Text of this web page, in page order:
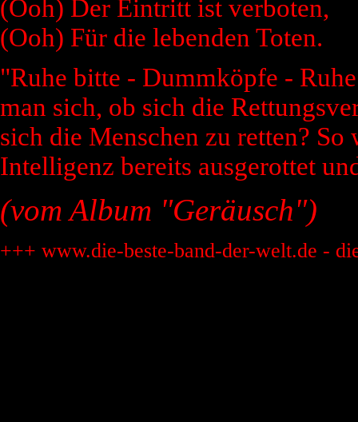
(Ooh) Der Eintritt ist verboten,
(Ooh) Für die lebenden Toten.
"Ruhe bitte - Dummköpfe -
man sich, ob sich die
sich die Menschen zu retten? So
Intelligenz bereits ausgerottet
(vom Album "Geräusch")
+++ www.die-beste-band-der-welt.de -